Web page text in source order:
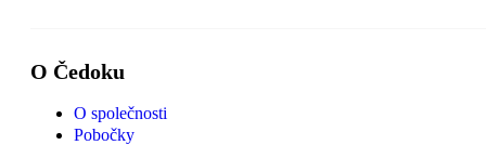
O Čedoku
O společnosti
Pobočky